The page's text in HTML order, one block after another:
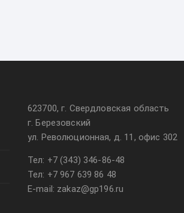
623700, г. Свердловская область
г. Березовский
ул. Революционная, д. 11, офис 302
Тел: +7 (343) 346-86-48
Тел: +7 967 639 86 48
E-mail: zakaz@gp196.ru